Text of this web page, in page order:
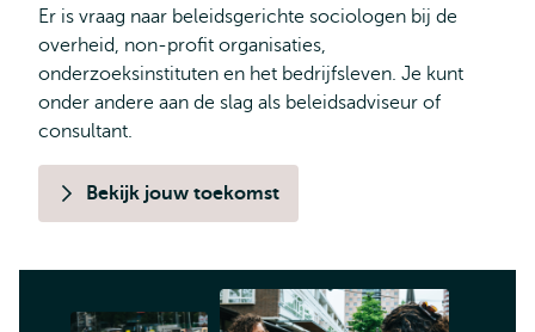
Er is vraag naar beleidsgerichte sociologen bij de
overheid, non-profit organisaties,
onderzoeksinstituten en het bedrijfsleven. Je kunt
onder andere aan de slag als beleidsadviseur of
consultant.
Bekijk jouw toekomst